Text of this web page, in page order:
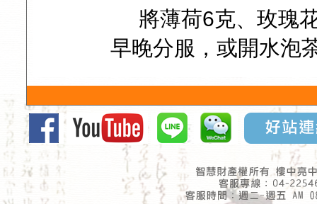
將薄荷6克、玫瑰
早晚分服，或開水泡